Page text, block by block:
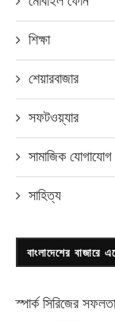
শিক্ষা
শেয়ারবাজার
সফটওয়্যার
সামাজিক যোগাযোগ
সাহিত্য
বাংলাদেশের
স্পার্ক সিরিজের